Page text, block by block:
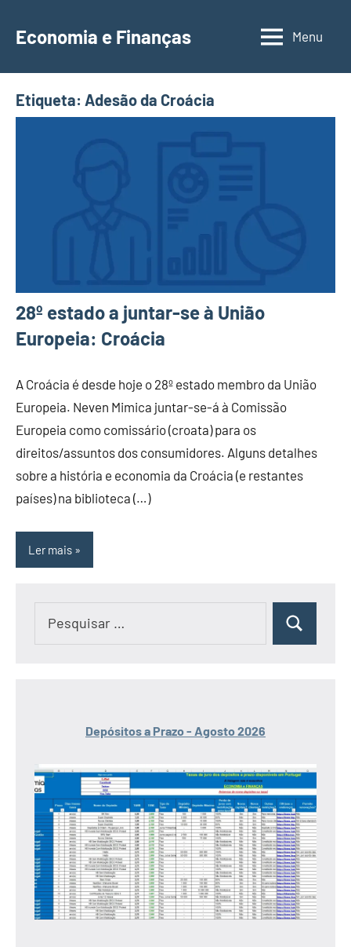
para
conteúdo
Economia e Finanças
Depósitos
IRS,
Finanças
Menu
Etiqueta: Adesão da Croácia
28º estado a juntar-se à União
Europeia: Croácia
A Croácia é desde hoje o 28º estado membro da União
Europeia. Neven Mimica juntar-se-á à Comissão
Europeia como comissário (croata) para os
direitos/assuntos dos consumidores. Alguns detalhes
sobre a história e economia da Croácia (e restantes
países) na biblioteca (…)
Ler mais
Pesquisar
Depósitos a Prazo - Agosto 2026